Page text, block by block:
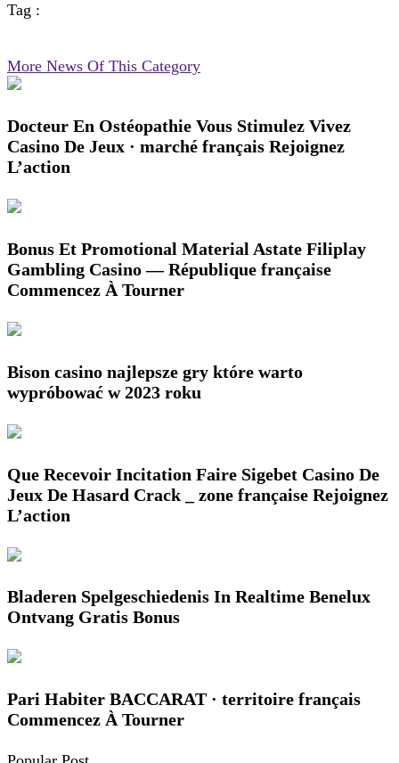
Tag :
More News Of This Category
Docteur En Ostéopathie Vous Stimulez Vivez
Casino De Jeux · marché français Rejoignez
L’action
Bonus Et Promotional Material Astate Filiplay
Gambling Casino — République française
Commencez À Tourner
Bison casino najlepsze gry które warto
wypróbować w 2023 roku
Que Recevoir Incitation Faire Sigebet Casino De
Jeux De Hasard Crack _ zone française Rejoignez
L’action
Bladeren Spelgeschiedenis In Realtime Benelux
Ontvang Gratis Bonus
Pari Habiter BACCARAT · territoire français
Commencez À Tourner